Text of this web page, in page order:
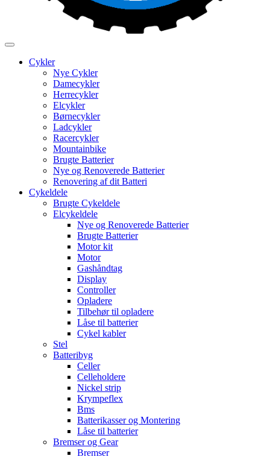
Cykler
Nye Cykler
Damecykler
Herrecykler
Elcykler
Børnecykler
Ladcykler
Racercykler
Mountainbike
Brugte Batterier
Nye og Renoverede Batterier
Renovering af dit Batteri
Cykeldele
Brugte Cykeldele
Elcykeldele
Nye og Renoverede Batterier
Brugte Batterier
Motor kit
Motor
Gashåndtag
Display
Controller
Opladere
Tilbehør til opladere
Låse til batterier
Cykel kabler
Stel
Batteribyg
Celler
Celleholdere
Nickel strip
Krympeflex
Bms
Batterikasser og Montering
Låse til batterier
Bremser og Gear
Bremser